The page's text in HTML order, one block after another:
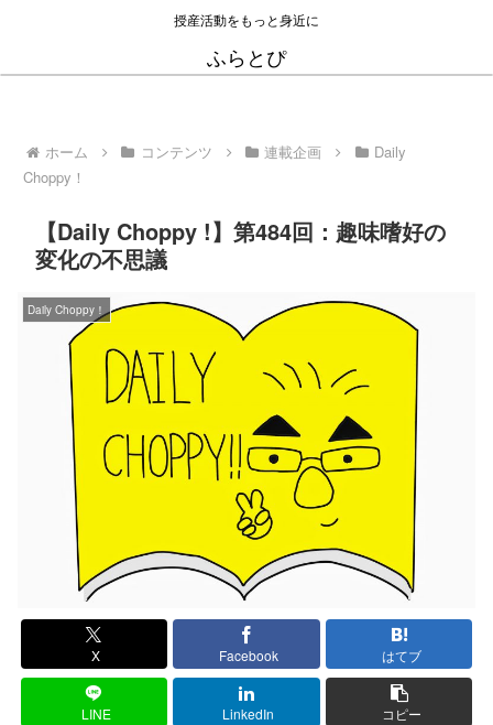
授産活動をもっと身近に
ふらとぴ
ホーム コンテンツ 連載企画
Daily
Choppy！
【Daily Choppy !】第484回：趣味嗜好の
変化の不思議
Daily Choppy！
X Facebook はてブ
LINE LinkedIn コピー